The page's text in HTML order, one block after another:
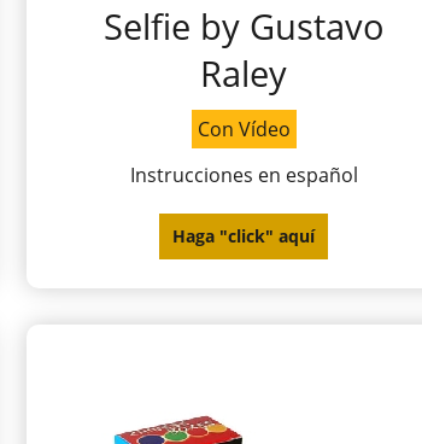
Selfie by Gustavo
Raley
Con Vídeo
Instrucciones en español
Haga "click" aquí